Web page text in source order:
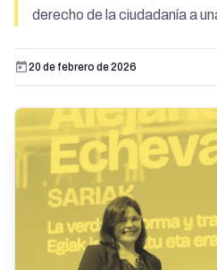
derecho de la ciudadanía a
20 de febrero de 2026